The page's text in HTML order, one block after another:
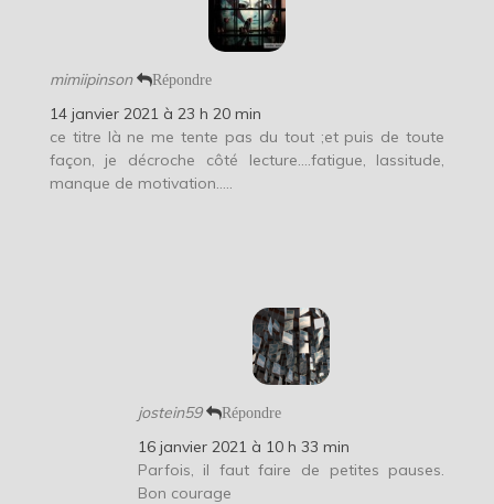
mimiipinson Répondre
14 janvier 2021 à 23 h 20 min
ce titre là ne me tente pas du tout ;et puis de toute
façon, je décroche côté lecture….fatigue, lassitude,
manque de motivation…..
jostein59 Répondre
16 janvier 2021 à 10 h 33 min
Parfois, il faut faire de petites pauses.
Bon courage